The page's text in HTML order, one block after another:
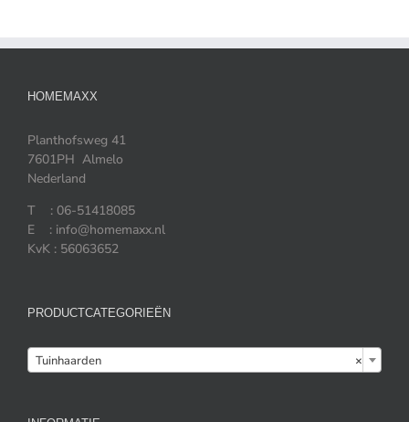
HOMEMAXX
Planthofsweg 41
7601PH Almelo
Nederland
T : 06-51418085
E : info@homemaxx.nl
KvK : 56063652
PRODUCTCATEGORIEËN
×
Tuinhaarden